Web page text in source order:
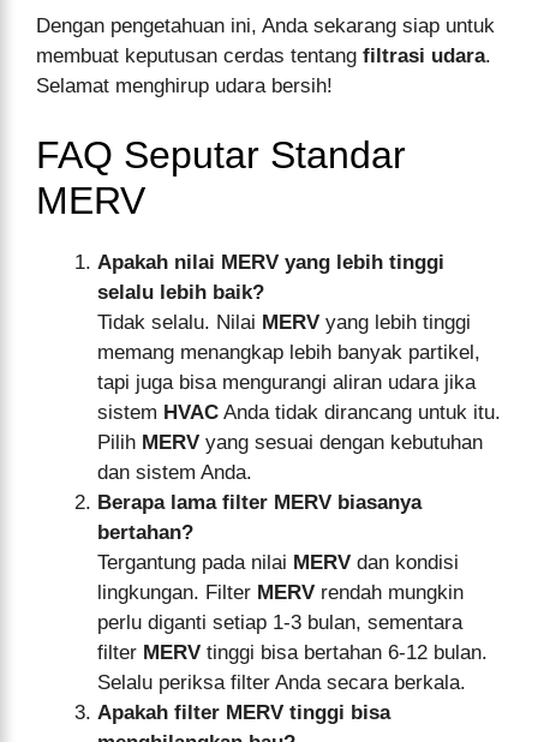
Dengan pengetahuan ini, Anda sekarang siap untuk
membuat keputusan cerdas tentang filtrasi udara.
Selamat menghirup udara bersih!
FAQ Seputar Standar
MERV
Apakah nilai MERV yang lebih tinggi
selalu lebih baik?
Tidak selalu. Nilai MERV yang lebih tinggi
memang menangkap lebih banyak partikel,
tapi juga bisa mengurangi aliran udara jika
sistem HVAC Anda tidak dirancang untuk itu.
Pilih MERV yang sesuai dengan kebutuhan
dan sistem Anda.
Berapa lama filter MERV biasanya
bertahan?
Tergantung pada nilai MERV dan kondisi
lingkungan. Filter MERV rendah mungkin
perlu diganti setiap 1-3 bulan, sementara
filter MERV tinggi bisa bertahan 6-12 bulan.
Selalu periksa filter Anda secara berkala.
Apakah filter MERV tinggi bisa